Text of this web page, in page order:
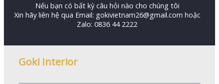
Nếu bạn có bất kỳ câu hỏi nào cho chúng tôi
Xin hãy liên hệ qua Email: gokivietnam26@gmail.com hoặc
Zalo: 0836 44 2222
Goki Interior